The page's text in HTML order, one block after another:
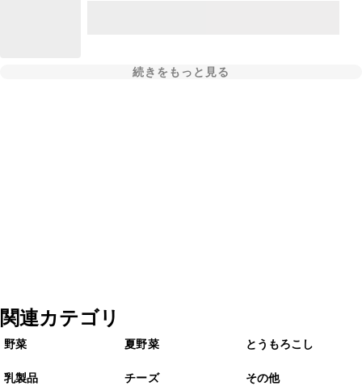
続きをもっと見る
関連カテゴリ
野菜 夏野菜 とうもろこし
乳製品 チーズ その他